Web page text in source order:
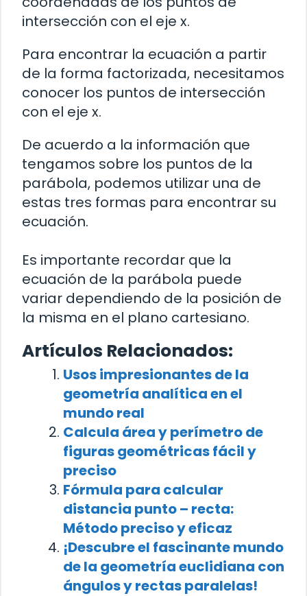
intersección con el eje x.
Para encontrar la ecuación a partir
de la forma factorizada, necesitamos
conocer los puntos de intersección
con el eje x.
De acuerdo a la información que
tengamos sobre los puntos de la
parábola, podemos utilizar una de
estas tres formas para encontrar su
ecuación.
Es importante recordar que la
ecuación de la parábola puede
variar dependiendo de la posición de
la misma en el plano cartesiano.
Artículos Relacionados:
Usos impresionantes de la
geometría analítica en el
mundo real
Calcula área y perímetro de
figuras geométricas fácil y
preciso
Fórmula para calcular
distancia punto – recta:
Método preciso y eficaz
¡Descubre el fascinante mundo
de la geometría euclidiana con
ángulos y rectas paralelas!